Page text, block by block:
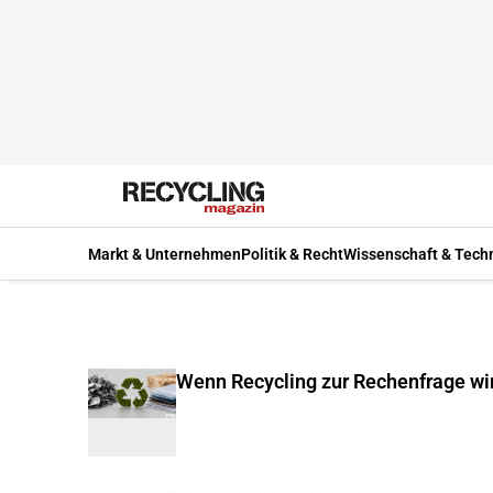
Markt & UnternehmenPolitik & RechtWissenschaft &
Wenn Recycling zur Rechenfrage